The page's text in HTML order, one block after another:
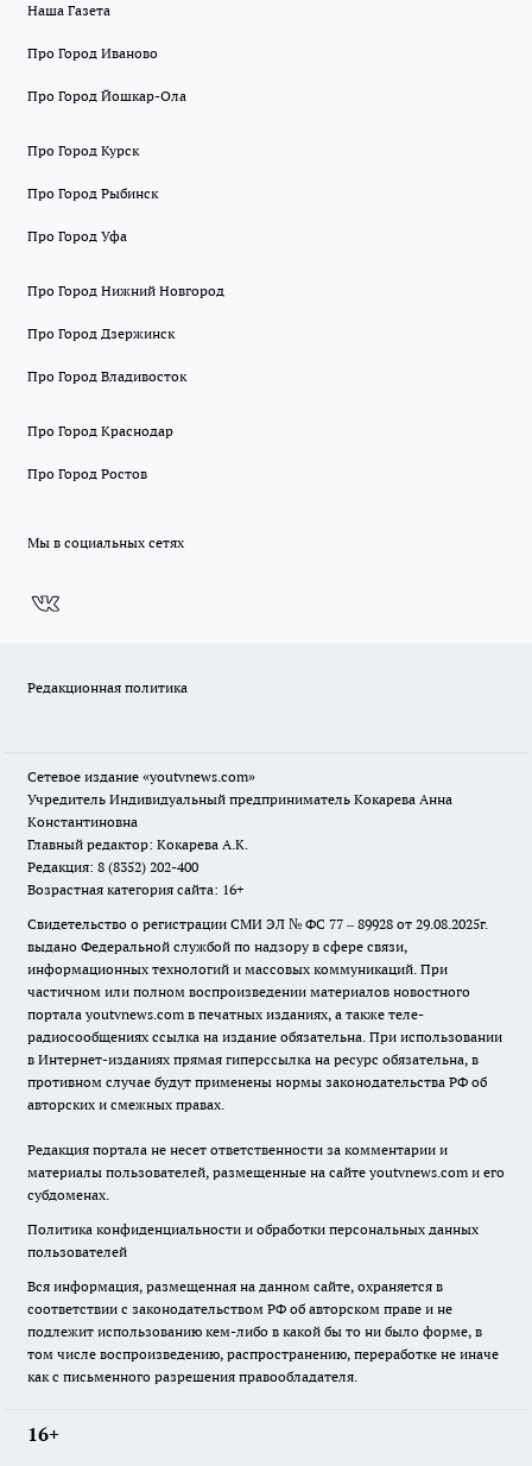
Наша Газета
Про Город Иваново
Про Город Йошкар-Ола
Про Город Курск
Про Город Рыбинск
Про Город Уфа
Про Город Нижний Новгород
Про Город Дзержинск
Про Город Владивосток
Про Город Краснодар
Про Город Ростов
Мы в социальных сетях
Редакционная политика
Сетевое издание «youtvnews.com»
Учредитель Индивидуальный предприниматель Кокарева Анна
Константиновна
Главный редактор: Кокарева А.К.
Редакция: 8 (8352) 202-400
Возрастная категория сайта: 16+
Свидетельство о регистрации СМИ ЭЛ № ФС 77 – 89928 от 29.08.2025г.
выдано Федеральной службой по надзору в сфере связи,
информационных технологий и массовых коммуникаций. При
частичном или полном воспроизведении материалов новостного
портала youtvnews.com в печатных изданиях, а также теле-
радиосообщениях ссылка на издание обязательна. При использовании
в Интернет-изданиях прямая гиперссылка на ресурс обязательна, в
противном случае будут применены нормы законодательства РФ об
авторских и смежных правах.
Редакция портала не несет ответственности за комментарии и
материалы пользователей, размещенные на сайте youtvnews.com и его
субдоменах.
Политика конфиденциальности и обработки персональных данных
пользователей
Вся информация, размещенная на данном сайте, охраняется в
соответствии с законодательством РФ об авторском праве и не
подлежит использованию кем-либо в какой бы то ни было форме, в
том числе воспроизведению, распространению, переработке не иначе
как с письменного разрешения правообладателя.
16+